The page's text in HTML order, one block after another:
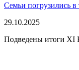
Семьи погрузились
29.10.2025
Подведены итоги XI